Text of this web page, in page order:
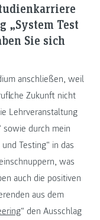
„System Test
Sie sich
anschließen, weil
Zukunft nicht
Lehrveranstaltung
sowie durch mein
Testing“ in das
was
auch die positiven
aus dem
“ den Ausschlag